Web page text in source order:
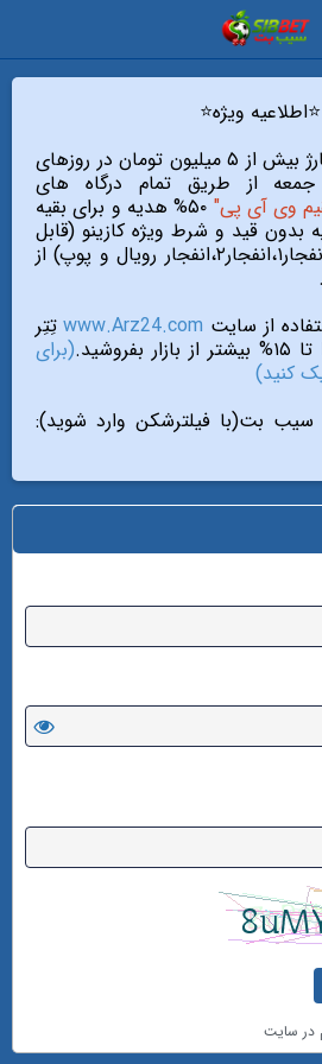
⭐️اطلاعیه ویژه⭐️
🔥روزهای طلایی: با شارژ بیش از ۵ میلیون تومان در روزهای
جمعه از طریق تمام درگاه های
وی آی پی"
۵۰% هدیه و برای بقیه
۲۰% هدیه بدون قید و شرط ویژه کازینو (قابل
استفاده فقط در بازی انفجار۱،انفجار۲،انفجار رویال و پوپ) از
از سایت www.Arz24.com تِتِر
(برای
بت(با فیلترشکن وارد شوید):
در سایت